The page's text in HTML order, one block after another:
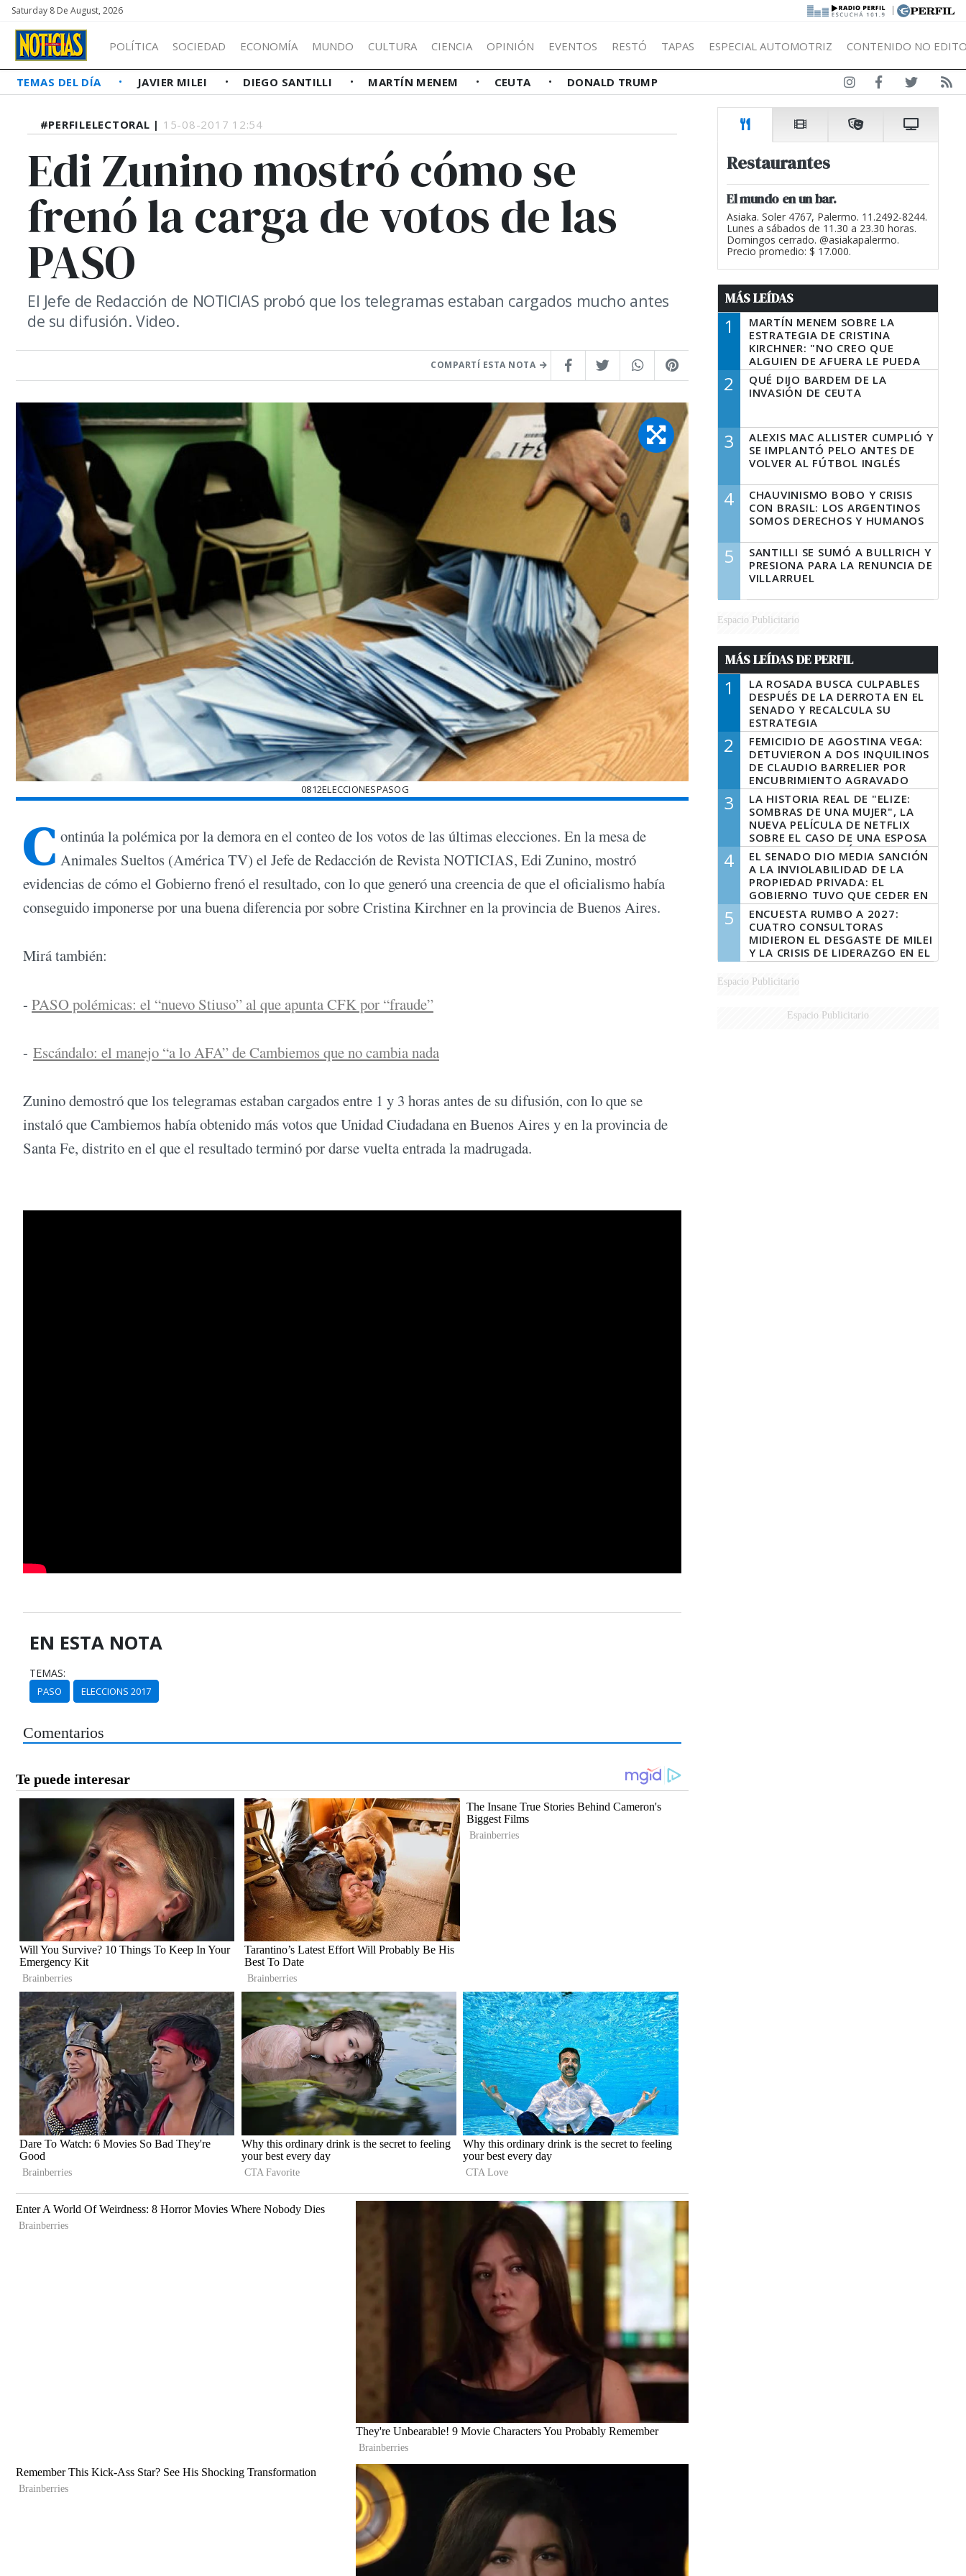
Saturday 8 De August, 2026 |
POLÍTICA SOCIEDAD ECONOMÍA MUNDO CULTURA CIENCIA OPINIÓN EVENTOS RESTÓ TAPAS ESPECIAL AUTOMOTRIZ CONTENIDO NO
TEMAS DEL DÍA JAVIER MILEI DIEGO SANTILLI MARTÍN MENEM CEUTA DONALD TRUMP
#PERFILELECTORAL | 15-08-2017 12:54
Edi Zunino mostró cómo se
frenó la carga de votos de las
PASO
El Jefe de Redacción de NOTICIAS probó que los telegramas estaban cargados mucho antes
de su difusión. Video.
COMPARTÍ ESTA NOTA
0812ELECCIONESPASOG
C ontinúa la polémica por la demora en el conteo de los votos de las últimas elecciones. En la mesa de
Animales Sueltos (América TV) el Jefe de Redacción de Revista NOTICIAS, Edi Zunino, mostró
evidencias de cómo el Gobierno frenó el resultado, con lo que generó una creencia de que el oficialismo había
conseguido imponerse por una buena diferencia por sobre Cristina Kirchner en la provincia de Buenos Aires.
Mirá también:
- PASO polémicas: el “nuevo Stiuso” al que apunta CFK por “fraude”
- Escándalo: el manejo “a lo AFA” de Cambiemos que no cambia nada
Zunino demostró que los telegramas estaban cargados entre 1 y 3 horas antes de su difusión, con lo que se
instaló que Cambiemos había obtenido más votos que Unidad Ciudadana en Buenos Aires y en la provincia de
Santa Fe, distrito en el que el resultado terminó por darse vuelta entrada la madrugada.
EN ESTA NOTA
TEMAS:
PASO ELECCIONS 2017
Comentarios
Restaurantes
El mundo en un bar.
Asiaka. Soler 4767, Palermo. 11.2492-8244.
Lunes a sábados de 11.30 a 23.30 horas.
Domingos cerrado. @asiakapalermo.
Precio promedio: $ 17.000.
MÁS LEÍDAS
1
MARTÍN MENEM SOBRE LA
ESTRATEGIA DE CRISTINA
KIRCHNER: "NO CREO QUE
ALGUIEN DE AFUERA LE PUEDA
DECIR A LA JUSTICIA LO QUE
TIENE QUE HACER"
2
QUÉ DIJO BARDEM DE LA
INVASIÓN DE CEUTA
3
ALEXIS MAC ALLISTER CUMPLIÓ Y
SE IMPLANTÓ PELO ANTES DE
VOLVER AL FÚTBOL INGLÉS
4
CHAUVINISMO BOBO Y CRISIS
CON BRASIL: LOS ARGENTINOS
SOMOS DERECHOS Y HUMANOS
5
SANTILLI SE SUMÓ A BULLRICH Y
PRESIONA PARA LA RENUNCIA DE
VILLARRUEL
Espacio Publicitario
MÁS LEÍDAS DE PERFIL
1
LA ROSADA BUSCA CULPABLES
DESPUÉS DE LA DERROTA EN EL
SENADO Y RECALCULA SU
ESTRATEGIA
2
FEMICIDIO DE AGOSTINA VEGA:
DETUVIERON A DOS INQUILINOS
DE CLAUDIO BARRELIER POR
ENCUBRIMIENTO AGRAVADO
3
LA HISTORIA REAL DE "ELIZE:
SOMBRAS DE UNA MUJER", LA
NUEVA PELÍCULA DE NETFLIX
SOBRE EL CASO DE UNA ESPOSA
QUE DESCUARTIZÓ A SU
MARIDO
4
EL SENADO DIO MEDIA SANCIÓN
A LA INVIOLABILIDAD DE LA
PROPIEDAD PRIVADA: EL
GOBIERNO TUVO QUE CEDER EN
LA LEY DEL MANEJO DEL FUEGO
5
ENCUESTA RUMBO A 2027:
CUATRO CONSULTORAS
MIDIERON EL DESGASTE DE MILEI
Y LA CRISIS DE LIDERAZGO EN EL
PERONISMO
Espacio Publicitario
Espacio Publicitario